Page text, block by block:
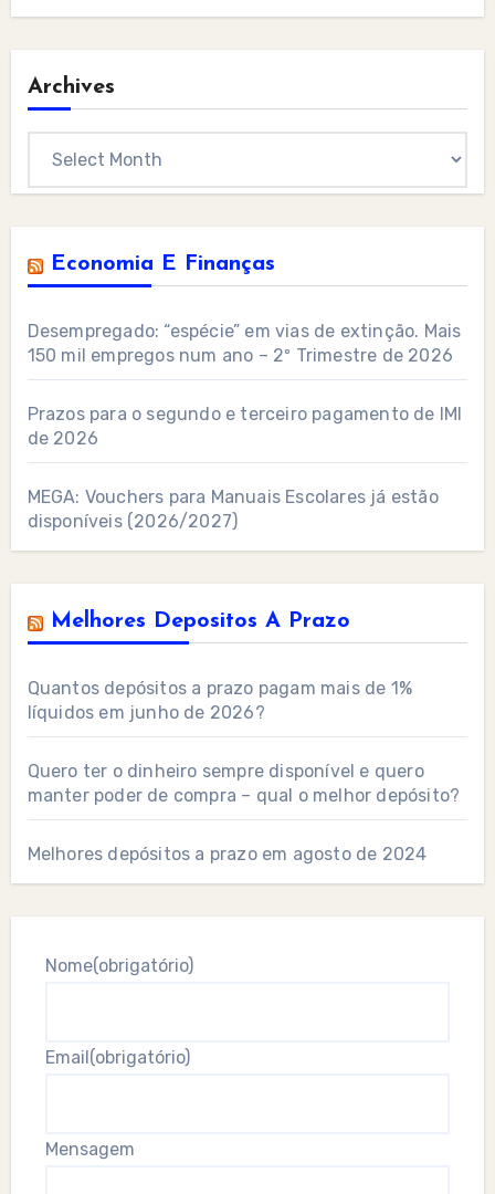
Archives
Economia E Finanças
Desempregado: “espécie” em vias de extinção. Mais
150 mil empregos num ano – 2º Trimestre de 2026
Prazos para o segundo e terceiro pagamento de IMI
de 2026
MEGA: Vouchers para Manuais Escolares já estão
disponíveis (2026/2027)
Melhores Depositos A Prazo
Quantos depósitos a prazo pagam mais de 1%
líquidos em junho de 2026?
Quero ter o dinheiro sempre disponível e quero
manter poder de compra – qual o melhor depósito?
Melhores depósitos a prazo em agosto de 2024
Nome(obrigatório)
Email (obrigatório)
Mensagem